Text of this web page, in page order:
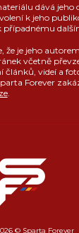
dává jeho
k jeho
je jeho
včetně
článků, videí a
Forever
.
© Sparta Forever